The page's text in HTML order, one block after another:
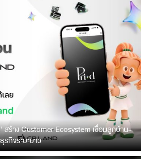
สร้าง Customer Ecosystem เชื่อมลูกบ้าน-
กิจระยะยาว